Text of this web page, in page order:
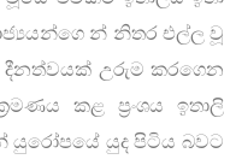
න් නිතර එල්ල වූ
උරුම කරගෙන
කළ ප‍්‍රංශය ඉතාලි
යුද පිටිය බවට